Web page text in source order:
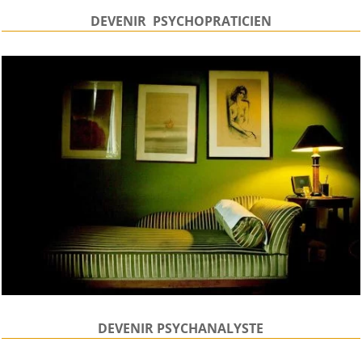
DEVENIR PSYCHOPRATICIEN
DEVENIR PSYCHANALYSTE